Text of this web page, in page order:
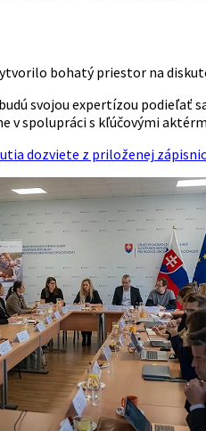
bohatý priestor na
budú svojou expertízou
v spolupráci s kľúčovými
dozviete z priloženej